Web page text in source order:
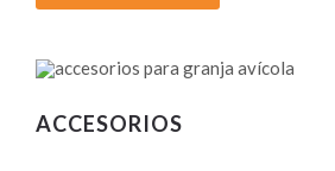
ACCESORIOS